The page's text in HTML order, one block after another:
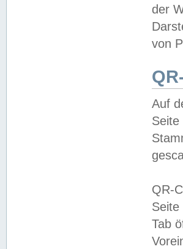
der
von
Auf
Seite
QR-
Seite
Tab